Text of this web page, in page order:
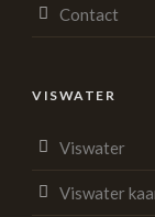
Contact
VISWATER
Viswater
Viswater